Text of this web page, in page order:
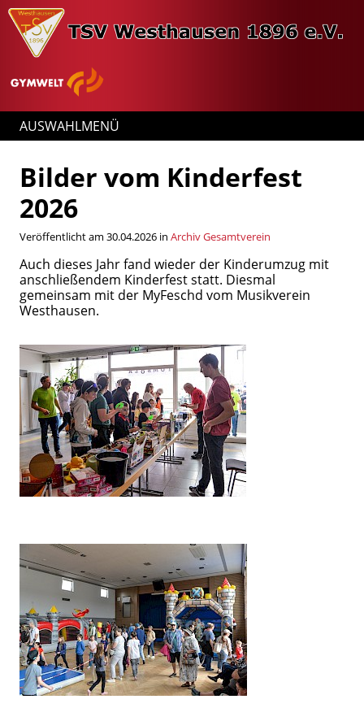
AUSWAHLMENÜ
Bilder vom Kinderfest
2026
Veröffentlicht am 30.04.2026 in Archiv Gesamtverein
Auch dieses Jahr fand wieder der Kinderumzug mit
anschließendem Kinderfest statt. Diesmal
gemeinsam mit der MyFeschd vom Musikverein
Westhausen.